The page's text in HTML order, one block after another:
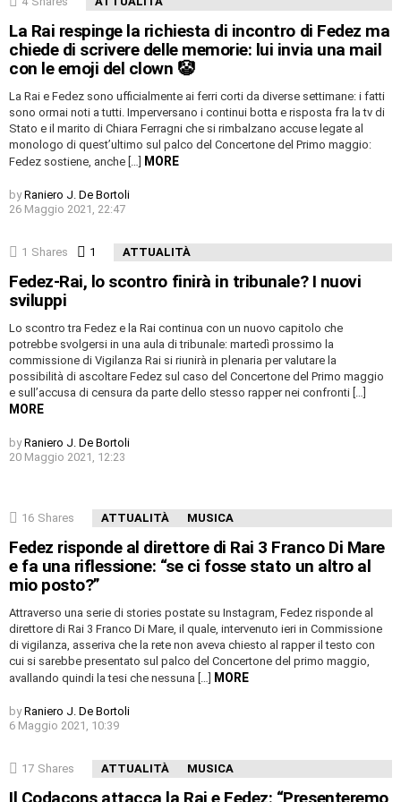
La Rai respinge la richiesta di incontro di Fedez ma
chiede di scrivere delle memorie: lui invia una mail
con le emoji del clown 🤡
La Rai e Fedez sono ufficialmente ai ferri corti da diverse settimane: i fatti
sono ormai noti a tutti. Imperversano i continui botta e risposta fra la tv di
Stato e il marito di Chiara Ferragni che si rimbalzano accuse legate al
monologo di quest’ultimo sul palco del Concertone del Primo maggio:
Fedez sostiene, anche […]
MORE
by Raniero J. De Bortoli
26 Maggio 2021, 22:47
1 Shares 1 Comment
ATTUALITÀ
Fedez-Rai, lo scontro finirà in tribunale? I nuovi
sviluppi
Lo scontro tra Fedez e la Rai continua con un nuovo capitolo che
potrebbe svolgersi in una aula di tribunale: martedì prossimo la
commissione di Vigilanza Rai si riunirà in plenaria per valutare la
possibilità di ascoltare Fedez sul caso del Concertone del Primo maggio
e sull’accusa di censura da parte dello stesso rapper nei confronti […]
MORE
by Raniero J. De Bortoli
20 Maggio 2021, 12:23
16 Shares ATTUALITÀ MUSICA
Fedez risponde al direttore di Rai 3 Franco Di Mare
e fa una riflessione: “se ci fosse stato un altro al
mio posto?”
Attraverso una serie di stories postate su Instagram, Fedez risponde al
direttore di Rai 3 Franco Di Mare, il quale, intervenuto ieri in Commissione
di vigilanza, asseriva che la rete non aveva chiesto al rapper il testo con
cui si sarebbe presentato sul palco del Concertone del primo maggio,
avallando quindi la tesi che nessuna […]
MORE
by Raniero J. De Bortoli
6 Maggio 2021, 10:39
17 Shares ATTUALITÀ MUSICA